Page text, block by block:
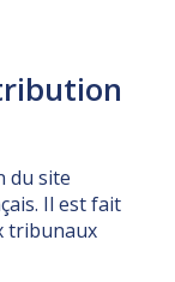
du site
Il est fait
tribunaux